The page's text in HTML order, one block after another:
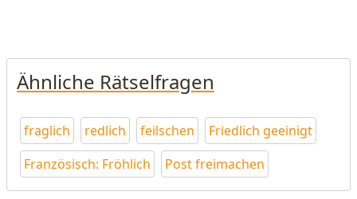
Ähnliche Rätselfragen
fraglich redlich feilschen
Friedlich geeinigt
Französisch: Fröhlich
Post freimachen